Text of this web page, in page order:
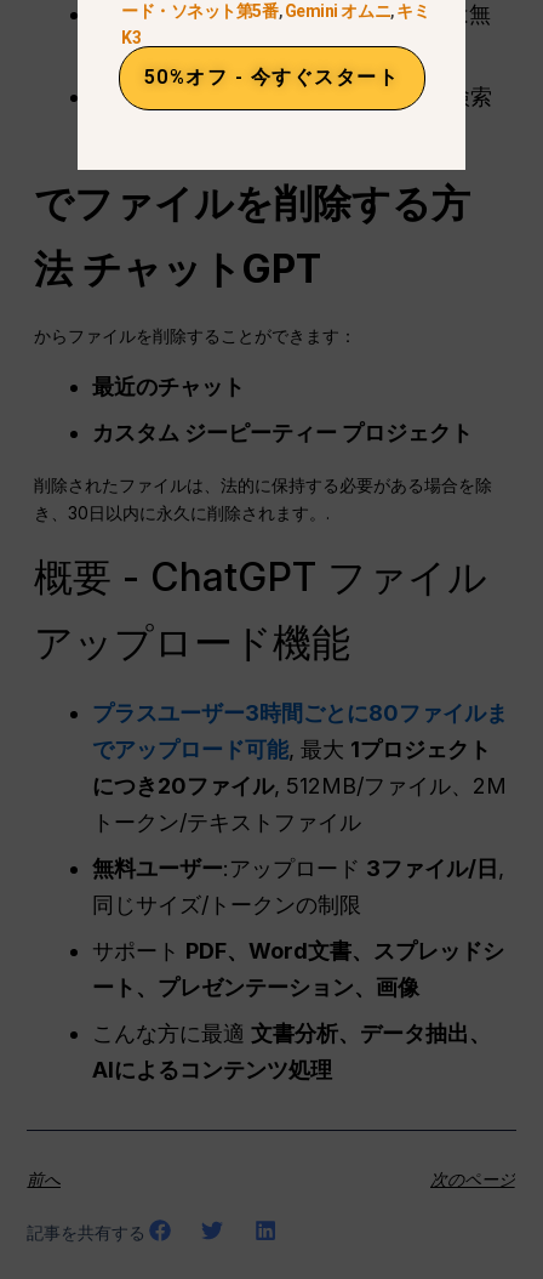
プラス＆無料ユーザー:文書中の画像は無
視されます。.
企業ユーザー
:PDFからのビジュアル検索
でファイルを削除する方
法 チャットGPT
からファイルを削除することができます：
最近のチャット
カスタム ジーピーティー プロジェクト
削除されたファイルは、法的に保持する必要がある場合を除
き、30日以内に永久に削除されます。.
概要 - ChatGPT ファイル
アップロード機能
プラスユーザー3時間ごとに80ファイルま
でアップロード可能, 最大 1プロジェクト
につき20ファイル, 512MB/ファイル、2M
トークン/テキストファイル
無料ユーザー:アップロード 3ファイル/日 ,
同じサイズ/トークンの制限
サポート PDF、Word文書、スプレッドシ
ート、プレゼンテーション、画像
こんな方に最適文書分析、データ抽出、
AIによるコンテンツ処理
前へ 次のページ
記事を共有する
ード・ソネット第5番,Gemini オムニ,キミ
K3
50%オフ - 今すぐスタート